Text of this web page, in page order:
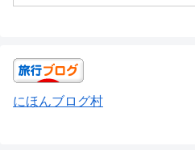
にほんブログ村